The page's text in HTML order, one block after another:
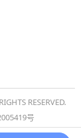
RESERVED.
号